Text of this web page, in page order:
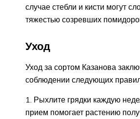
случае стебли и кисти могут
тяжестью созревших
Уход
Уход за сортом Казанова
соблюдении следующих правил
Рыхлите грядки каждую
прием помогает растению